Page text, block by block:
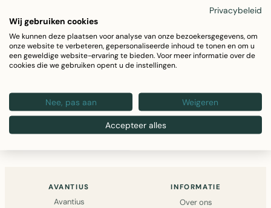
MARS & MORE
palmblad gedroogd
Gedroogd palmblad in
champagnekleur,
de..
AVANTIUS
Avantius
INFORMATIE
Over ons
Privacybeleid
Wij gebruiken cookies
We kunnen deze plaatsen voor analyse van onze bezoekersgegevens, om
onze website te verbeteren, gepersonaliseerde inhoud te tonen en om u
een geweldige website-ervaring te bieden. Voor meer informatie over de
cookies die we gebruiken opent u de instellingen.
Nee, pas aan Weigeren
Accepteer alles